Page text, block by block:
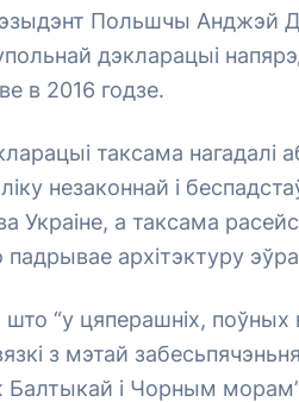
Польшчы Анджэй
дэкларацыі
в 2016 годзе.
таксама нагадалі
незаконнай і
Украіне, а таксама
архітэктуру
што “у цяперашніх,
з мэтай
Балтыкай і Чорным